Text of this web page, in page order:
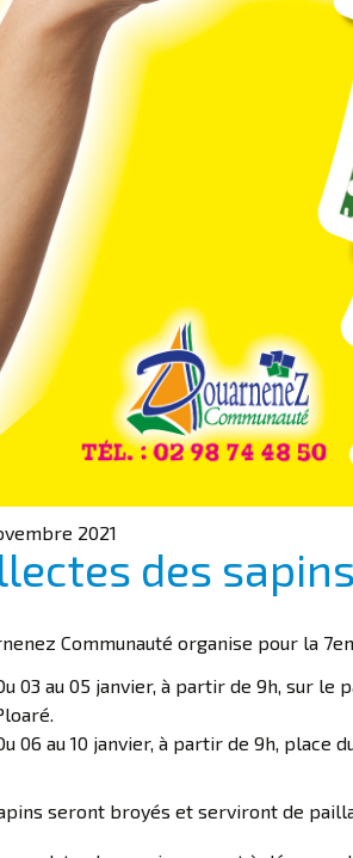
2021
des
Communauté organise pour la
03 au 05 janvier, à partir de 9h, sur le
06 au 10 janvier, à partir de 9h, place
seront broyés et serviront de